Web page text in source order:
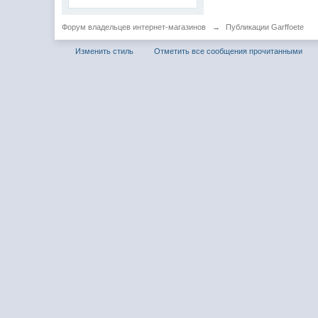
Форум владельцев интернет-магазинов → Публикации Garffoete
Изменить стиль Отметить все сообщения прочитанными